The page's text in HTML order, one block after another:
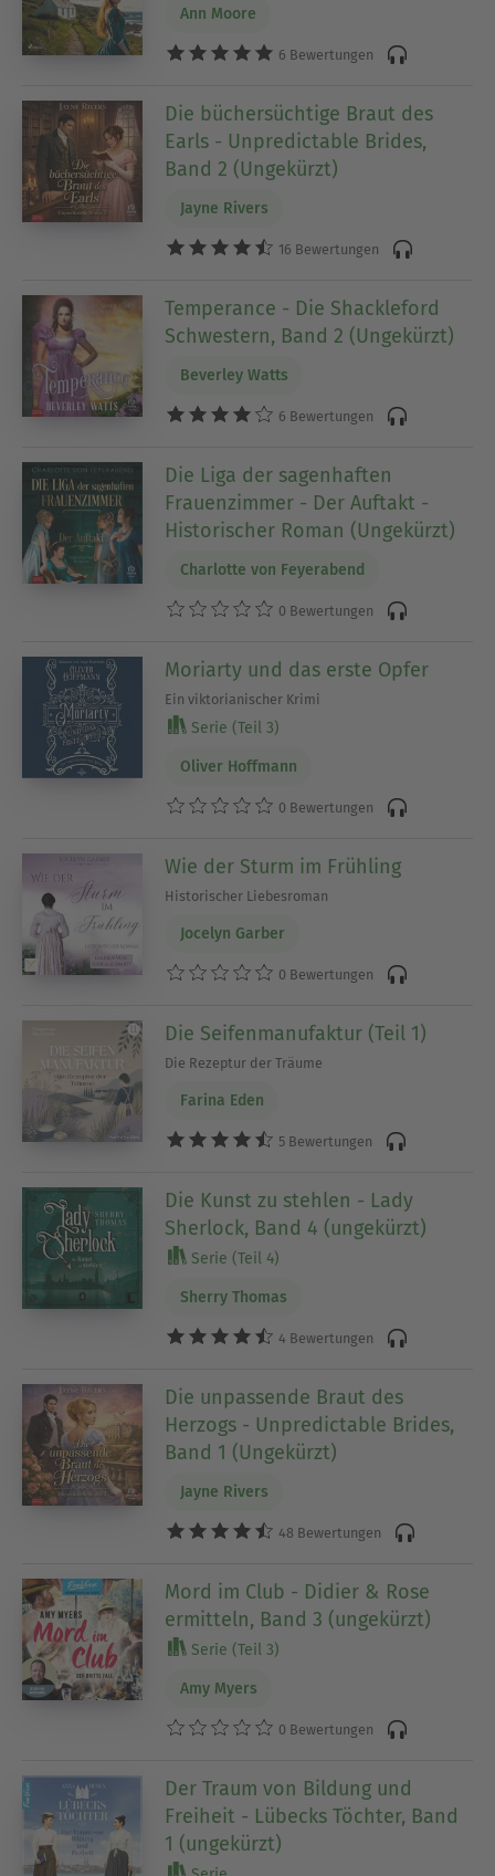
Ann Moore
6 Bewertungen
Die büchersüchtige Braut des
Earls - Unpredictable Brides,
Band 2 (Ungekürzt)
Jayne Rivers
16 Bewertungen
Temperance - Die Shackleford
Schwestern, Band 2 (Ungekürzt)
Beverley Watts
6 Bewertungen
Die Liga der sagenhaften
Frauenzimmer - Der Auftakt -
Historischer Roman (Ungekürzt)
Charlotte von Feyerabend
0 Bewertungen
Moriarty und das erste Opfer
Ein viktorianischer Krimi
Serie (Teil 3)
Oliver Hoffmann
0 Bewertungen
Wie der Sturm im Frühling
Historischer Liebesroman
Jocelyn Garber
0 Bewertungen
Die Seifenmanufaktur (Teil 1)
Die Rezeptur der Träume
Farina Eden
5 Bewertungen
Die Kunst zu stehlen - Lady
Sherlock, Band 4 (ungekürzt)
Serie (Teil 4)
Sherry Thomas
4 Bewertungen
Die unpassende Braut des
Herzogs - Unpredictable Brides,
Band 1 (Ungekürzt)
Jayne Rivers
48 Bewertungen
Mord im Club - Didier & Rose
ermitteln, Band 3 (ungekürzt)
Serie (Teil 3)
Amy Myers
0 Bewertungen
Der Traum von Bildung und
Freiheit - Lübecks Töchter, Band
1 (ungekürzt)